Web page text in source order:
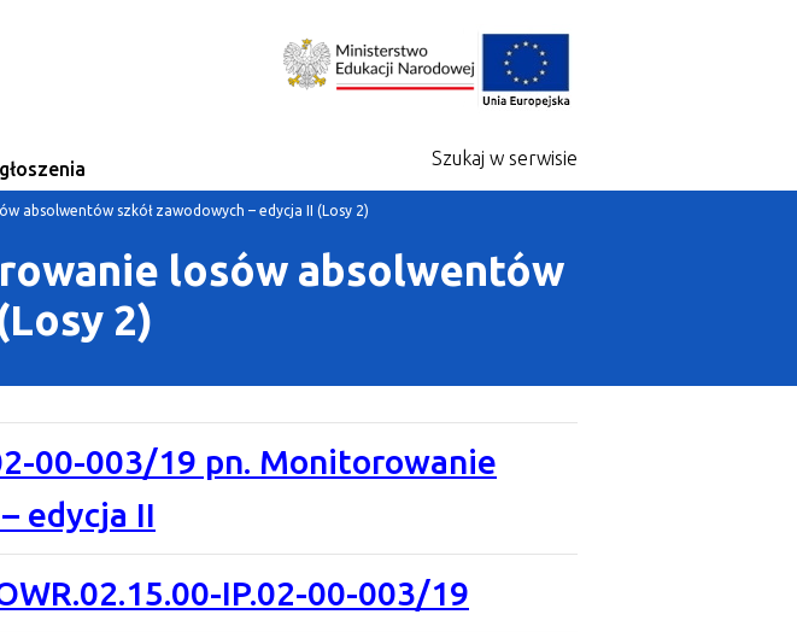
Szukaj w serwisie
absolwentów szkół zawodowych – edycja II (Losy 2)
losów absolwentów
2)
00-003/19 pn. Monitorowanie
edycja II
IP.02-00-003/19